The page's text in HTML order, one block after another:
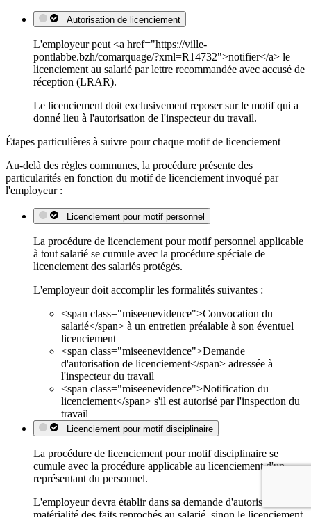
Autorisation de licenciement
L'employeur peut <a href="https://ville-
pontlabbe.bzh/comarquage/?xml=R14732">notifier</a> le
licenciement au salarié par lettre recommandée avec accusé de
réception (LRAR).
Le licenciement doit exclusivement reposer sur le motif qui a
donné lieu à l'autorisation de l'inspecteur du travail.
Étapes particulières à suivre pour chaque motif de licenciement
Au-delà des règles communes, la procédure présente des
particularités en fonction du motif de licenciement invoqué par
l'employeur :
Licenciement pour motif personnel
La procédure de licenciement pour motif personnel applicable
à tout salarié se cumule avec la procédure spéciale de
licenciement des salariés protégés.
L'employeur doit accomplir les formalités suivantes :
<span class="miseenevidence">Convocation du
salarié</span> à un entretien préalable à son éventuel
licenciement
<span class="miseenevidence">Demande
d'autorisation de licenciement</span> adressée à
l'inspecteur du travail
<span class="miseenevidence">Notification du
licenciement</span> s'il est autorisé par l'inspection du
travail
Licenciement pour motif disciplinaire
La procédure de licenciement pour motif disciplinaire se
cumule avec la procédure applicable au licenciement d'un
représentant du personnel.
L'employeur devra établir dans sa demande d'autorisation, la
matérialité des faits reprochés au salarié, sinon le licenciement